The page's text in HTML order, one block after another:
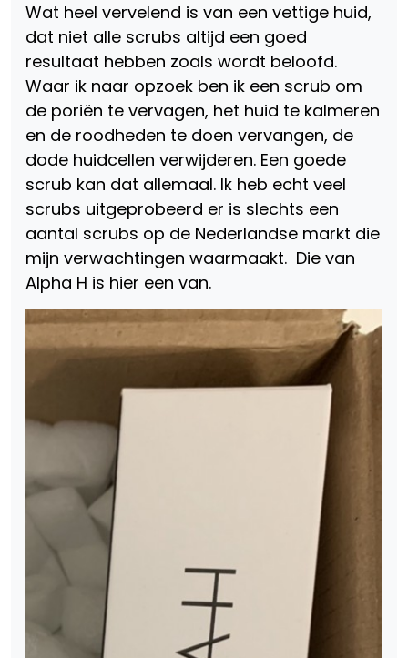
Wat heel vervelend is van een vettige huid,
dat niet alle scrubs altijd een goed
resultaat hebben zoals wordt beloofd.
Waar ik naar opzoek ben ik een scrub om
de poriën te vervagen, het huid te kalmeren
en de roodheden te doen vervangen, de
dode huidcellen verwijderen. Een goede
scrub kan dat allemaal. Ik heb echt veel
scrubs uitgeprobeerd er is slechts een
aantal scrubs op de Nederlandse markt die
mijn verwachtingen waarmaakt. Die van
Alpha H is hier een van.